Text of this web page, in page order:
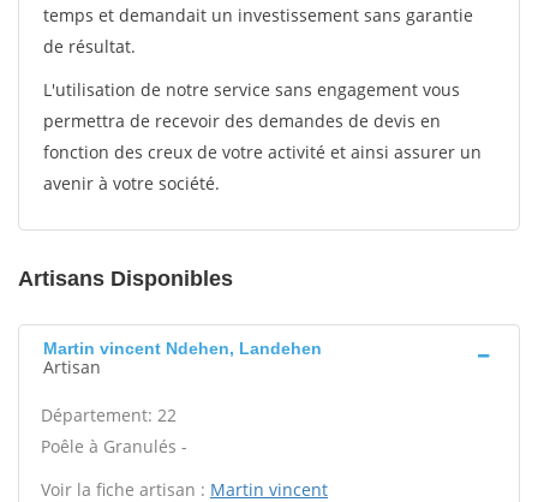
temps et demandait un investissement sans garantie
de résultat.
L'utilisation de notre service sans engagement vous
permettra de recevoir des demandes de devis en
fonction des creux de votre activité et ainsi assurer un
avenir à votre société.
Artisans Disponibles
Martin vincent Ndehen, Landehen
Artisan
Département: 22
Poêle à Granulés -
Voir la fiche artisan : Martin vincent